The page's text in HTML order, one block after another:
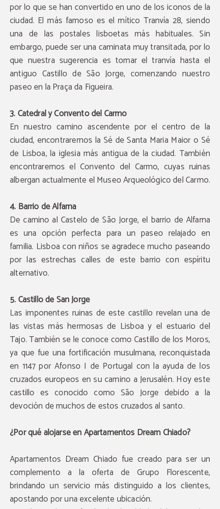
por lo que se han convertido en uno de los iconos de la
ciudad. El más famoso es el mítico Tranvía 28, siendo
una de las postales lisboetas más habituales. Sin
embargo, puede ser una caminata muy transitada, por lo
que nuestra sugerencia es tomar el tranvía hasta el
antiguo Castillo de São Jorge, comenzando nuestro
paseo en la Praça da Figueira.
3. Catedral y Convento del Carmo
En nuestro camino ascendente por el centro de la
ciudad, encontraremos la Sé de Santa Maria Maior o Sé
de Lisboa, la iglesia más antigua de la ciudad. También
encontraremos el Convento del Carmo, cuyas ruinas
albergan actualmente el Museo Arqueológico del Carmo.
4. Barrio de Alfama
De camino al Castelo de São Jorge, el barrio de Alfama
es una opción perfecta para un paseo relajado en
familia. Lisboa con niños se agradece mucho paseando
por las estrechas calles de este barrio con espíritu
alternativo.
5. Castillo de San Jorge
Las imponentes ruinas de este castillo revelan una de
las vistas más hermosas de Lisboa y el estuario del
Tajo. También se le conoce como Castillo de los Moros,
ya que fue una fortificación musulmana, reconquistada
en 1147 por Afonso I de Portugal con la ayuda de los
cruzados europeos en su camino a Jerusalén. Hoy este
castillo es conocido como São Jorge debido a la
devoción de muchos de estos cruzados al santo.
¿Por qué alojarse en Apartamentos Dream Chiado?
Apartamentos Dream Chiado fue creado para ser un
complemento a la oferta de Grupo Florescente,
brindando un servicio más distinguido a los clientes,
apostando por una excelente ubicación.